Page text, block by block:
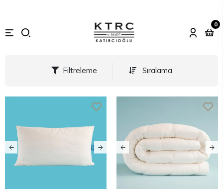
0
Filtreleme Sıralama